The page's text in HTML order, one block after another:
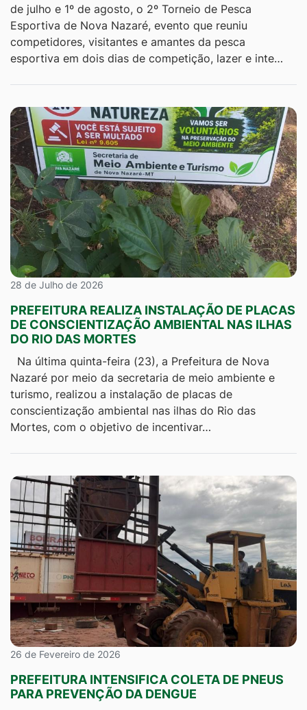
de julho e 1º de agosto, o 2º Torneio de Pesca
Esportiva de Nova Nazaré, evento que reuniu
competidores, visitantes e amantes da pesca
esportiva em dois dias de competição, lazer e inte…
28 de Julho de 2026
PREFEITURA REALIZA INSTALAÇÃO DE PLACAS
DE CONSCIENTIZAÇÃO AMBIENTAL NAS ILHAS
DO RIO DAS MORTES
Na última quinta-feira (23), a Prefeitura de Nova
Nazaré por meio da secretaria de meio ambiente e
turismo, realizou a instalação de placas de
conscientização ambiental nas ilhas do Rio das
Mortes, com o objetivo de incentivar…
26 de Fevereiro de 2026
PREFEITURA INTENSIFICA COLETA DE PNEUS
PARA PREVENÇÃO DA DENGUE